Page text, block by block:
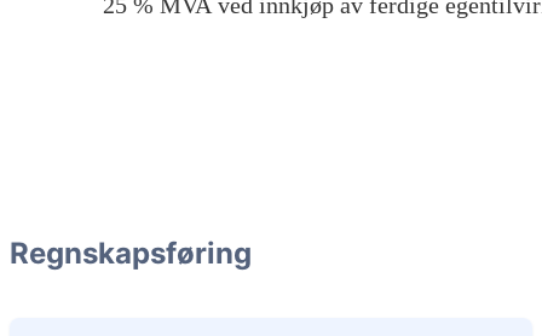
Regnskapsføring